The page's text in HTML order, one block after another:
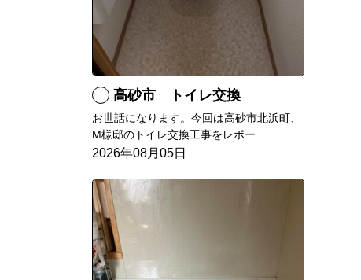
高砂市 トイレ交換
お世話になります。今回は高砂市北浜町、
M様邸のトイレ交換工事をレポー...
2026年08月05日